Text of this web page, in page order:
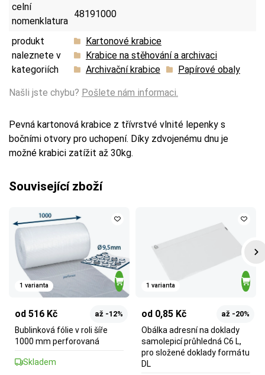
celní
nomenklatura
48191000
produkt
naleznete v
kategoriích
Kartonové krabice
Krabice na stěhování a archivaci
Archivační krabice
Papírové obaly
Našli jste chybu? Pošlete nám informaci.
Pevná kartonová krabice z třívrstvé vlnité lepenky s
bočními otvory pro uchopení. Díky zdvojenému dnu je
možné krabici zatížit až 30kg.
Související zboží
1 varianta
od 516 Kč až -12%
Bublinková fólie v roli šíře
1000 mm perforovaná
Skladem
1 varianta
od 0,85 Kč až -20%
Obálka adresní na doklady
samolepicí průhledná C6 L,
pro složené doklady formátu
DL